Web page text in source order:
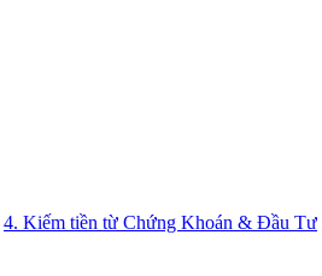
4. Kiếm tiền từ Chứng Khoán & Đầu Tư